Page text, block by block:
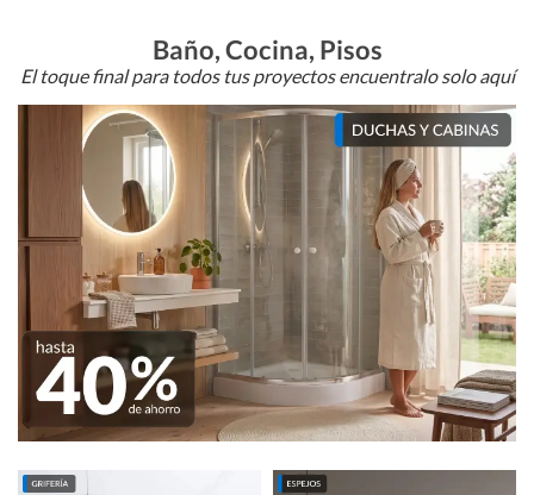
Baño, Cocina, Pisos
El toque final para todos tus proyectos encuentralo solo aquí